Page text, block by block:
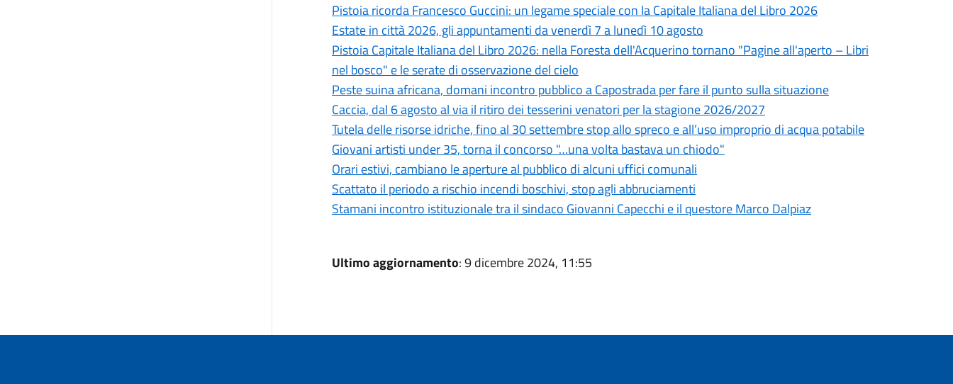
Pistoia ricorda Francesco Guccini: un legame speciale con la Capitale Italiana del Libro 2026
Estate in città 2026, gli appuntamenti da venerdì 7 a lunedì 10 agosto
Pistoia Capitale Italiana del Libro 2026: nella Foresta dell'Acquerino tornano "Pagine all'aperto – Libri
nel bosco" e le serate di osservazione del cielo
Peste suina africana, domani incontro pubblico a Capostrada per fare il punto sulla situazione
Caccia, dal 6 agosto al via il ritiro dei tesserini venatori per la stagione 2026/2027
Tutela delle risorse idriche, fino al 30 settembre stop allo spreco e all’uso improprio di acqua potabile
Giovani artisti under 35, torna il concorso "…una volta bastava un chiodo"
Orari estivi, cambiano le aperture al pubblico di alcuni uffici comunali
Scattato il periodo a rischio incendi boschivi, stop agli abbruciamenti
Stamani incontro istituzionale tra il sindaco Giovanni Capecchi e il questore Marco Dalpiaz
Ultimo aggiornamento: 9 dicembre 2024, 11:55